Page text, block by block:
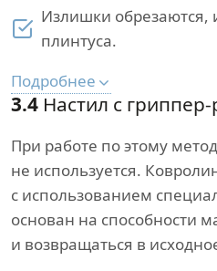
Излишки обрезаются,
плинтуса.
Подробнее
3.4 Настил с
При работе по этому
не используется.
с использованием
основан на способности
и возвращаться в